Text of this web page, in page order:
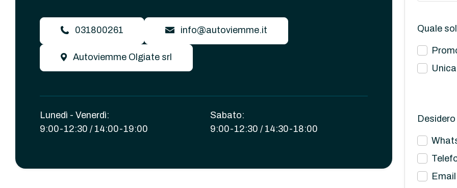
031800261 info@autoviemme.it
Autoviemme Olgiate srl
Lunedì - Venerdì:
9:00-12:30 / 14:00-19:00
Sabato:
9:00-12:30 / 14:30-18:00
Quale
Email